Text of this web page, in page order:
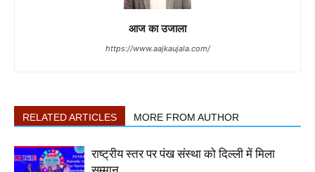
आज का उजाला
https://www.aajkaujala.com/
RELATED ARTICLES MORE FROM AUTHOR
राष्ट्रीय स्तर पर पंख संस्था को दिल्ली में मिला